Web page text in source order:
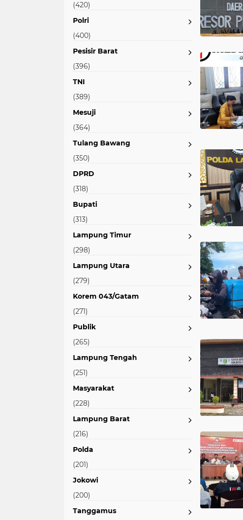
(420)
Polri
(400)
Pesisir Barat
(396)
TNI
(389)
Mesuji
(364)
Tulang Bawang
(350)
DPRD
(318)
Bupati
(313)
Lampung Timur
(298)
Lampung Utara
(279)
Korem 043/Gatam
(271)
Publik
(265)
Lampung Tengah
(251)
Masyarakat
(228)
Lampung Barat
(216)
Polda
(201)
Jokowi
(200)
Tanggamus